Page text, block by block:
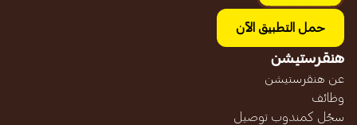
حمل التطبيق الآن
هنقرستيشن
عن هنقرستيشن
وظائف
سجّل كمندوب توصيل